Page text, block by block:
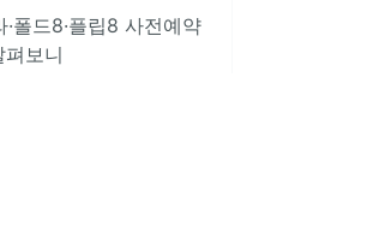
폴드8·플립8 사전예약
보니